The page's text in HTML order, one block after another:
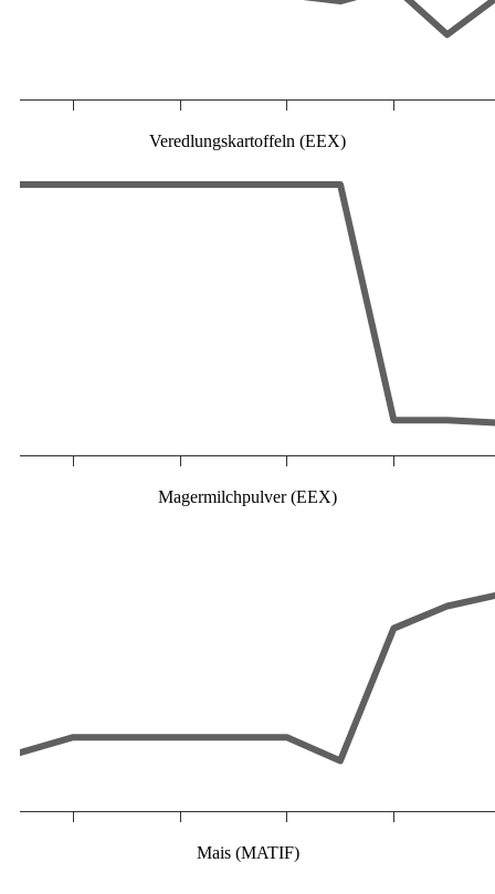
Veredlungskartoffeln (EEX)
Magermilchpulver (EEX)
Mais (MATIF)